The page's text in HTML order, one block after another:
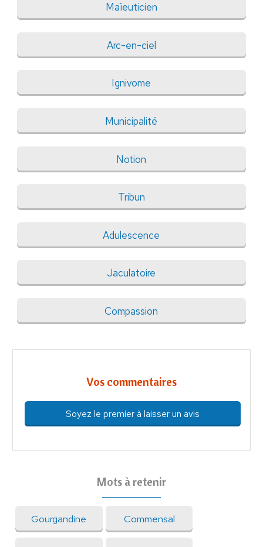
Maïeuticien
Arc-en-ciel
Ignivome
Municipalité
Notion
Tribun
Adulescence
Jaculatoire
Compassion
Vos commentaires
Soyez le premier à laisser un avis
Mots à retenir
Gourgandine Commensal